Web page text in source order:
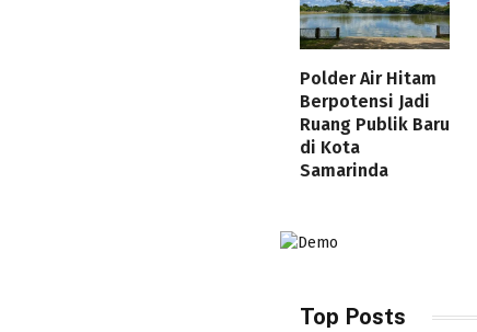
Polder Air Hitam
Berpotensi Jadi
Ruang Publik Baru
di Kota
Samarinda
Top Posts